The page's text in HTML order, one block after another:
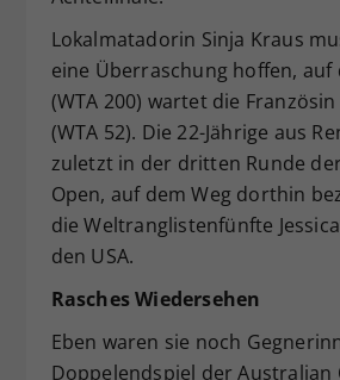
Lokalmatadorin Sinja Kraus
eine Überraschung hoffen, auf
(WTA 200) wartet die
(WTA 52). Die 22-Jährige aus
zuletzt in der dritten Runde
Open, auf dem Weg dorthin
die Weltranglistenfünfte
den USA.
Rasches Wiedersehen
Eben waren sie noch
Doppelendspiel der Australian